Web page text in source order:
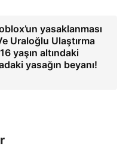
yasaklanması
Uraloğlu Ulaştırma
yaşın altındaki
yasağın beyanı!